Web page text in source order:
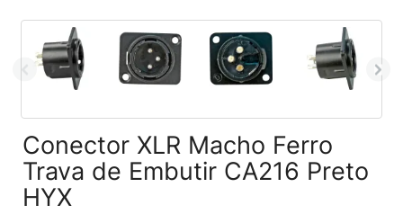
Conector XLR Macho Ferro
Trava de Embutir CA216 Preto
HYX